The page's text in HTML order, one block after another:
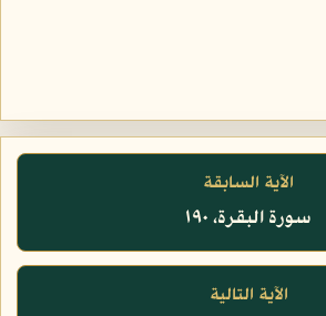
الآية السابقة
سورة البقرة، ١٩٠
الآية التالية